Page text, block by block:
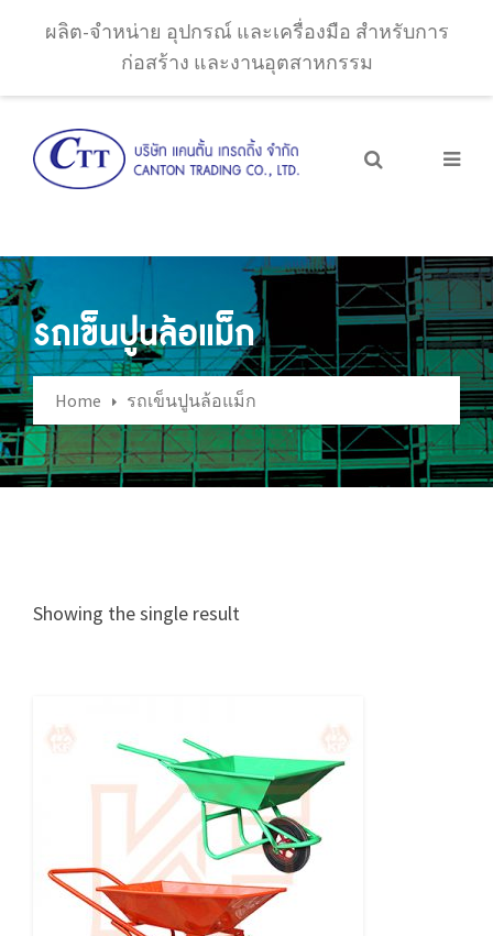
ผลิต-จำหน่าย อุปกรณ์ และเครื่องมือ สำหรับการ
ก่อสร้าง และงานอุตสาหกรรม
รถเข็นปูนล้อแม็ก
Home รถเข็นปูนล้อแม็ก
Showing the single result